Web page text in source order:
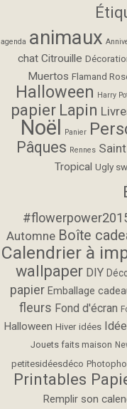
agenda animaux
chat Citrouille
Muertos Flamand
Halloween Harry
papier Lapin
Noël Panier
Pâques Rennes
Tropical Ugly
Automne Boîte
Calendrier à
wallpaper DIY
papier Emballage
fleurs Fond d'écran
Halloween Hiver idées
Jouets faits maison
petitesidéesdéco
Printables
Remplir son